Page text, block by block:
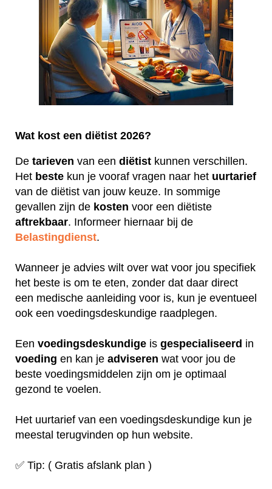
Wat kost een diëtist 2026?
De tarieven van een diëtist kunnen verschillen.
Het beste kun je vooraf vragen naar het uurtarief
van de diëtist van jouw keuze. In sommige
gevallen zijn de kosten voor een diëtiste
aftrekbaar. Informeer hiernaar bij de
Belastingdienst.
Wanneer je advies wilt over wat voor jou specifiek
het beste is om te eten, zonder dat daar direct
een medische aanleiding voor is, kun je eventueel
ook een voedingsdeskundige raadplegen.
Een voedingsdeskundige is gespecialiseerd in
voeding en kan je adviseren wat voor jou de
beste voedingsmiddelen zijn om je optimaal
gezond te voelen.
Het uurtarief van een voedingsdeskundige kun je
meestal terugvinden op hun website.
✅ Tip: ( Gratis afslank plan )